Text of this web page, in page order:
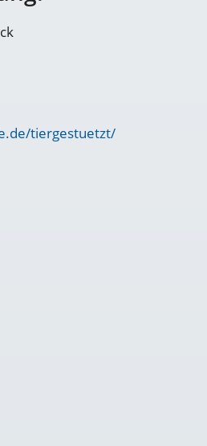
tiergestuetzt/